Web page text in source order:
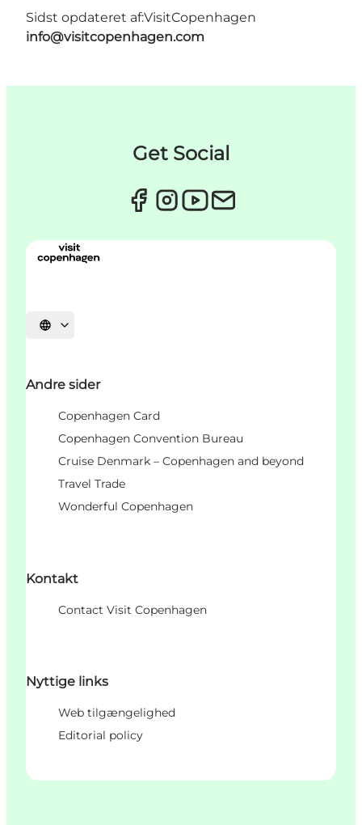
Sidst opdateret af:VisitCopenhagen
info@visitcopenhagen.com
Get Social
Vælg sprog
Andre sider
Copenhagen Card
Copenhagen Convention Bureau
Cruise Denmark – Copenhagen and beyond
Travel Trade
Wonderful Copenhagen
Kontakt
Contact Visit Copenhagen
Nyttige links
Web tilgængelighed
Editorial policy